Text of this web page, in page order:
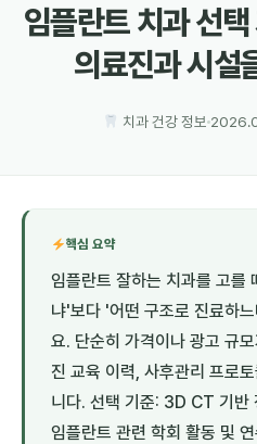
임플란트 치과 선
의료진과 시설
치과 건강 정보
핵심 요약
임플란트 잘하는 치과를 고를
냐'보다 '어떤 구조로 진료하
요. 단순히 가격이나 광고 규
진 교육 이력, 사후관리 프로
니다. 선택 기준: 3D CT 기반
임플란트 관련 학회 활동 및